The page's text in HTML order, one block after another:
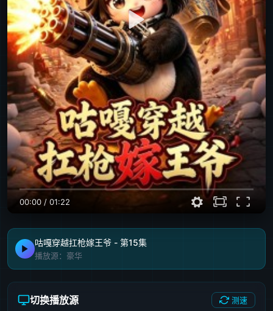
00:00 / 01:22
咕嘎穿越扛枪嫁王爷 - 第15集
播放源：豪华
切换播放源 测速